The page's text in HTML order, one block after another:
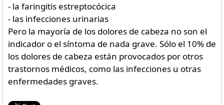
- la faringitis estreptocócica
- las infecciones urinarias
Pero la mayoría de los dolores de cabeza no son el
indicador o el síntoma de nada grave. Sólo el 10% de
los dolores de cabeza están provocados por otros
trastornos médicos, como las infecciones u otras
enfermedades graves.